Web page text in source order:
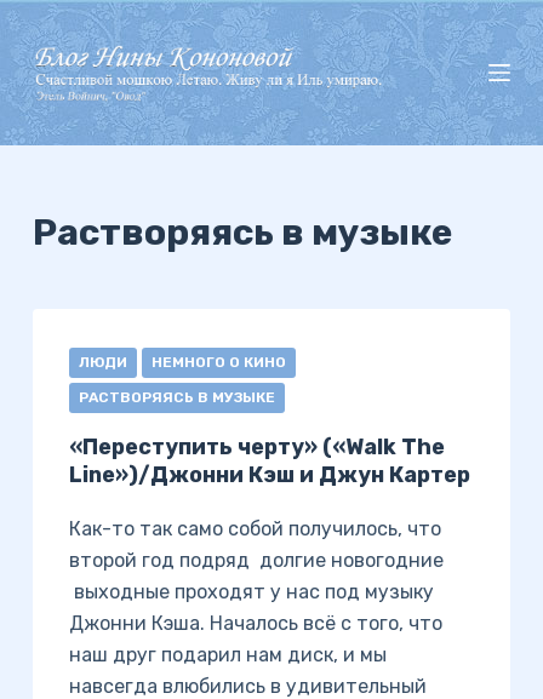
П
е
р
е
й
иРастворяясь в музыке
ЛЮДИ НЕМНОГО О КИНО
РАСТВОРЯЯСЬ В МУЗЫКЕ
«Переступить черту» («Walk The
Line»)/Джонни Кэш и Джун Картер
Как-то так само собой получилось, что
второй год подряд долгие новогодние
выходные проходят у нас под музыку
Джонни Кэша. Началось всё с того, что
наш друг подарил нам диск, и мы
навсегда влюбились в удивительный